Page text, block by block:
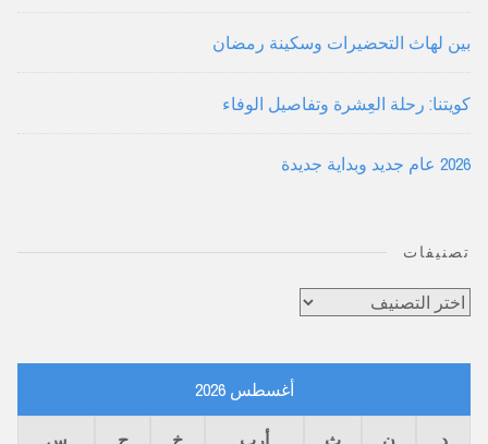
بين لهاث التحضيرات وسكينة رمضان
كويتنا: رحلة العِشرة وتفاصيل الوفاء
2026 عام جديد وبداية جديدة
تصنيفات
تصنيفات
أغسطس 2026